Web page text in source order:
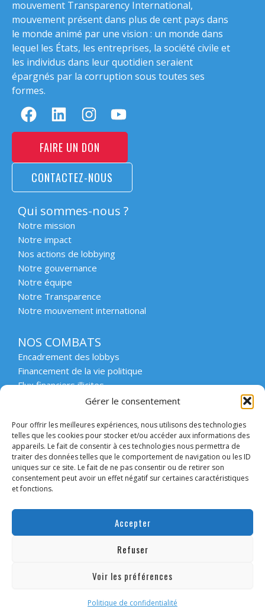
Gérer le consentement
Pour offrir les meilleures expériences, nous utilisons des technologies
telles que les cookies pour stocker et/ou accéder aux informations des
appareils. Le fait de consentir à ces technologies nous permettra de
traiter des données telles que le comportement de navigation ou les ID
uniques sur ce site. Le fait de ne pas consentir ou de retirer son
consentement peut avoir un effet négatif sur certaines caractéristiques
et fonctions.
Accepter
Refuser
Voir les préférences
Politique de confidentialité
mouvement Transparency International,
mouvement présent dans plus de cent pays dans
le monde animé par une vision : un monde dans
lequel les États, les entreprises, la société civile et
les individus dans leur quotidien seraient
épargnés par la corruption sous toutes ses
formes.
FAIRE UN DON
CONTACTEZ-NOUS
Qui sommes-nous ?
Notre mission
Notre impact
Nos actions de lobbying
Notre gouvernance
Notre équipe
Notre Transparence
Notre mouvement international
NOS COMBATS
Encadrement des lobbys
Financement de la vie politique
Flux financiers illicites
Intégrité et transparence du secteur privé
Protection des lanceurs d’alerte
Affaires emblématiques
Etat de droit et démocratie
ACCOMPAGNER
Intervention en entreprise
Forum des entreprises engagées